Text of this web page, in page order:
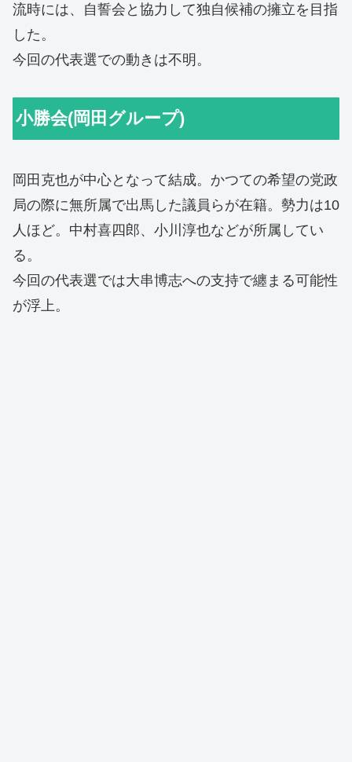
流時には、自誓会と協力して独自候補の擁立を目指
した。
今回の代表選での動きは不明。
小勝会(岡田グループ)
岡田克也が中心となって結成。かつての希望の党政
局の際に無所属で出馬した議員らが在籍。勢力は10
人ほど。中村喜四郎、小川淳也などが所属してい
る。
今回の代表選では大串博志への支持で纏まる可能性
が浮上。